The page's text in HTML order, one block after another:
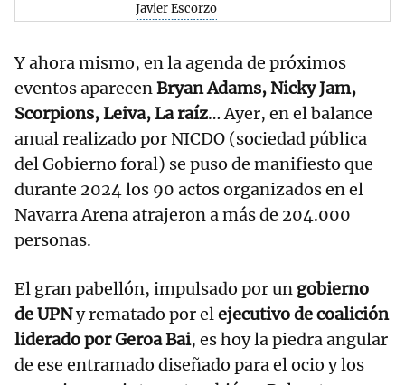
Javier Escorzo
Y ahora mismo, en la agenda de próximos
eventos aparecen Bryan Adams, Nicky Jam,
Scorpions, Leiva, La raíz… Ayer, en el balance
anual realizado por NICDO (sociedad pública
del Gobierno foral) se puso de manifiesto que
durante 2024 los 90 actos organizados en el
Navarra Arena atrajeron a más de 204.000
personas.
El gran pabellón, impulsado por un gobierno
de UPNy rematado por el ejecutivo de coalición
liderado por Geroa Bai, es hoy la piedra angular
de ese entramado diseñado para el ocio y los